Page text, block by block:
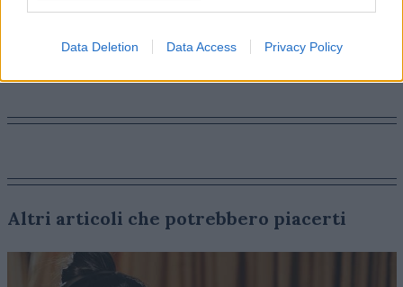
Data Deletion Data Access Privacy Policy
Altri articoli che potrebbero piacerti